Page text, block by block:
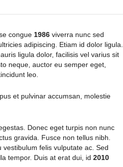
congue 1986 viverra nunc sed
adipiscing. Etiam id dolor ligula.
ligula dolor, facilisis vel varius sit
neque, auctor eu semper eget,
leo.
et pulvinar accumsan, molestie
Donec eget turpis non nunc
gravida. Fusce non tellus nibh.
felis vulputate ac. Sed
tempor. Duis at erat dui, id 2010